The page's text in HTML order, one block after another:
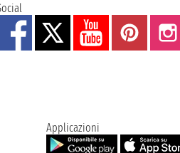
Applicazioni